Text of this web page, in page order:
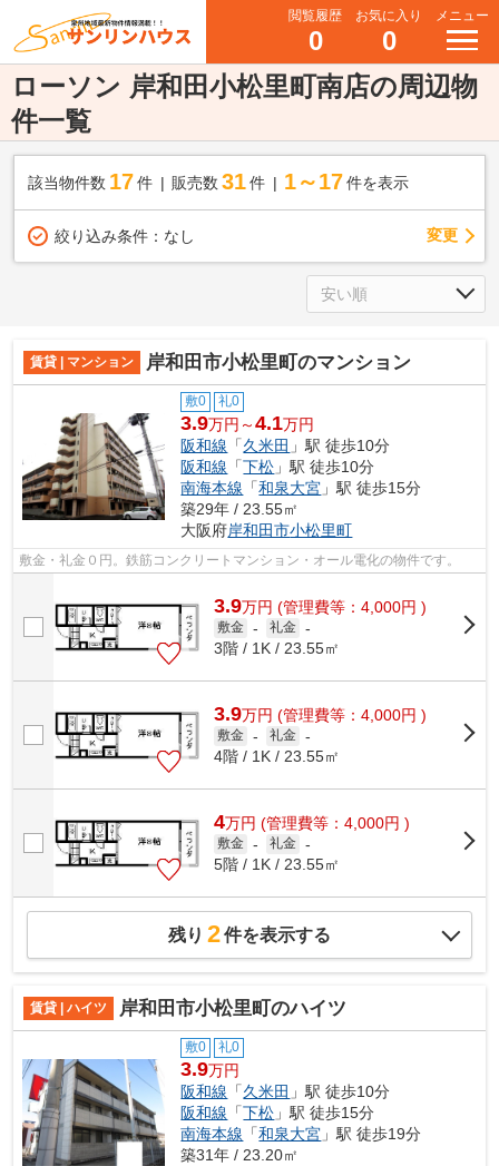
閲覧履歴
0
お気に入り
0
メニュー
ローソン 岸和田小松里町南店の周辺物
件一覧
該当物件数 17件 販売数 31 件 1～17 件を表示
絞り込み条件： なし 変更
賃貸 | マンション 岸和田市小松里町のマンション
敷0 礼0
3.9万円～4.1万円
阪和線 「久米田 」駅 徒歩10分
阪和線 「下松 」駅 徒歩10分
南海本線 「和泉大宮 」駅 徒歩15分
築29年 / 23.55㎡
大阪府岸和田市小松里町
敷金・礼金０円。鉄筋コンクリートマンション・オール電化の物件です。
3.9万円 (管理費等：4,000円 )
敷金 - 礼金 -
3階 / 1K / 23.55㎡
3.9万円 (管理費等：4,000円 )
敷金 - 礼金 -
4階 / 1K / 23.55㎡
4万円 (管理費等：4,000円 )
敷金 - 礼金 -
5階 / 1K / 23.55㎡
残り 2件を表示する
賃貸 | ハイツ 岸和田市小松里町のハイツ
敷0 礼0
3.9万円
阪和線 「久米田 」駅 徒歩10分
阪和線 「下松 」駅 徒歩15分
南海本線 「和泉大宮 」駅 徒歩19分
築31年 / 23.20㎡